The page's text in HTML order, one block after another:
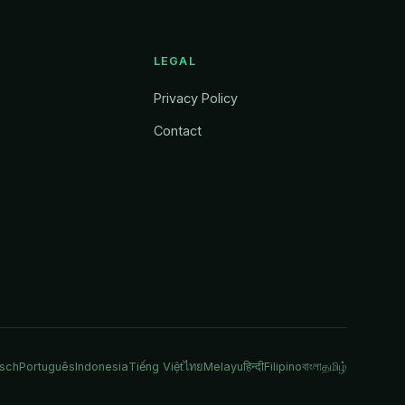
LEGAL
Privacy Policy
Contact
PortuguêsIndonesiaTiếng ViệtไทยMelayuहिन्दीFilipinoবাংলাதமிழ்